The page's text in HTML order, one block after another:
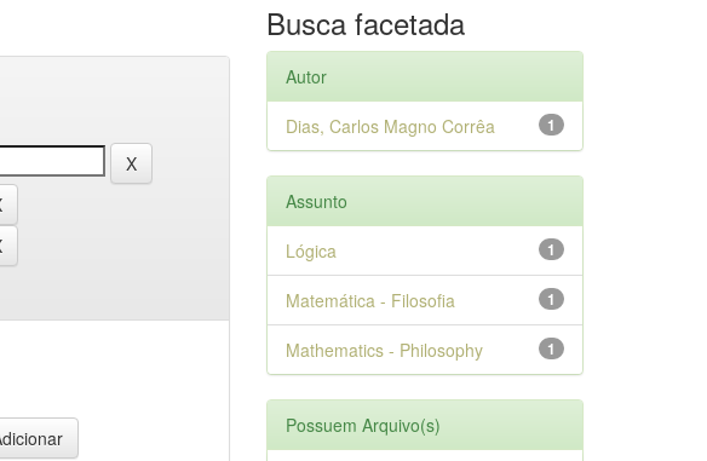
Busca facetada
Autor
1
Dias, Carlos Magno Corrêa
Assunto
1
Lógica
1
Matemática - Filosofia
1
Mathematics - Philosophy
Possuem Arquivo(s)